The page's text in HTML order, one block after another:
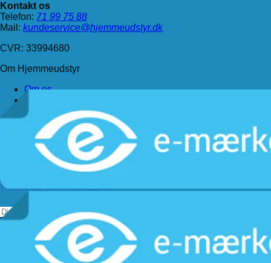
Kontakt os
Telefon: 71 99 75 88
Mail: kundeservice@hjemmeudstyr.dk
CVR: 33994680
Om Hjemmeudstyr
Om os
Levering
Kundeservice
Returnering
Privatlivspolitik
Tilmeld dig vores nyhedsbrev